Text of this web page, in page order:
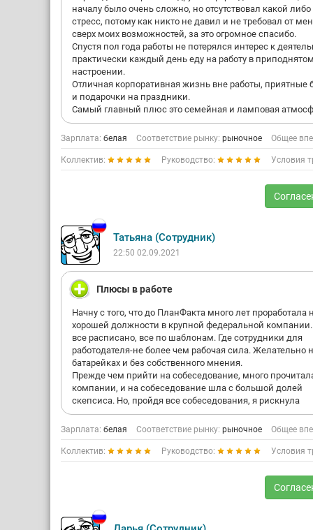
началу было очень сложно, но отсутствовал какой либо
стресс, потому как никто не давил и не требовал от
сверх моих возможностей, за это огромное спасибо.
Спустя пол года работы не потерялся интерес к
практически каждый день еду на работу в приподнятом
настроении.
Отличная корпоративная жизнь вне работы, приятные
и подарочки на праздники.
Самый главный плюс это семейная и ламповая
Зарплата: белая Соответствие рынку: рыночное Общее
Коллектив: Руководство: Условия
Татьяна (Сотрудник)
22:50 02.09.2021
Плюсы в работе
Начну с того, что до ПланФакта много лет проработала
хорошей должности в крупной федеральной компании.
все расписано, все по шаблонам. Где сотрудники для
работодателя-не более чем рабочая сила. Желательно
батарейках и без собственного мнения.
Прежде чем прийти на собеседование, много
компании, и на собеседование шла с большой долей
скепсиса. Но, пройдя все собеседования, я рискнула
Зарплата: белая Соответствие рынку: рыночное Общее
Коллектив: Руководство: Условия